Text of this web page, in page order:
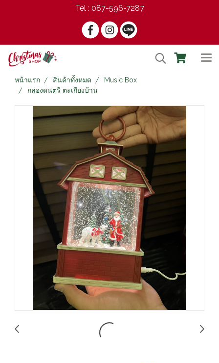
Tel : 087-596-7287
หน้าแรก สินค้าทั้งหมด
Music Box
กล่องดนตรี ตะเกียงบ้าน